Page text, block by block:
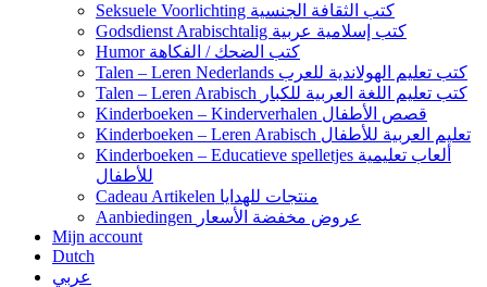
Seksuele Voorlichting كتب الثقافة الجنسية
Godsdienst Arabischtalig كتب إسلامية عربية
Humor كتب الضحك / الفكاهة
Talen – Leren Nederlands كتب تعليم الهولاندية للعرب
Talen – Leren Arabisch كتب تعليم اللغة العربية للكبار
Kinderboeken – Kinderverhalen قصص الأطفال
Kinderboeken – Leren Arabisch تعليم العربية للأطفال
Kinderboeken – Educatieve spelletjes ألعاب تعليمية
للأطفال
Cadeau Artikelen منتجات للهدايا
Aanbiedingen عروض مخفضة الأسعار
Mijn account
Dutch
عربي